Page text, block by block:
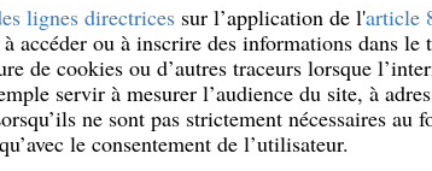
lignes directricessur l’application de l'article
accéder ou à inscrire des informations dans
de cookies ou d’autres traceurs lorsque
servir à mesurer l’audience du site, à
ne sont pas strictement nécessaires au
le consentement de l’utilisateur.